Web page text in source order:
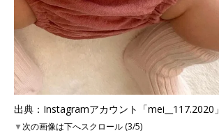
出典：Instagramアカウント「mei__117.2020」
▼次の画像は下へスクロール (3/5)